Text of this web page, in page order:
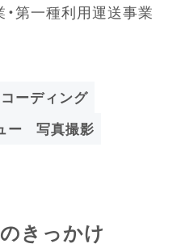
第一種利用運送事業
コーディング
ー
写真撮影
きっかけ